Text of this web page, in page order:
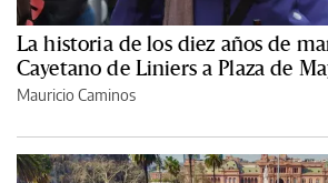
La historia de los diez años de
Cayetano de Liniers a Plaza de
Mauricio Caminos